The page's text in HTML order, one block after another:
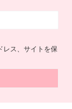
レス、サイトを保